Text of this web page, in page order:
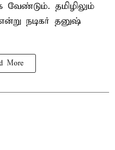
வேண்டும். தமிழிலும்
நடிகர் தனுஷ்
More